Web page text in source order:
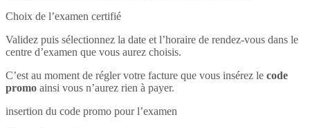
Choix de l’examen certifié
Validez puis sélectionnez la date et l’horaire de rendez-vous dans le
centre d’examen que vous aurez choisis.
C’est au moment de régler votre facture que vous insérez le code
promo ainsi vous n’aurez rien à payer.
insertion du code promo pour l’examen